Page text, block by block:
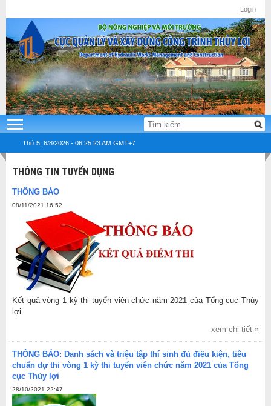
Login
Thứ 5, 6/8/2026 - 06:25:23 AM GMT+7
THÔNG TIN TUYỂN DỤNG
THÔNG BÁO
08/11/2021 16:52
Kết quả vòng 1 kỳ thi tuyển viên chức năm 2021 của Tổng cục Thủy
lợi
xem chi tiết »
THÔNG BÁO: Danh sách và triệu tập thí sinh đủ điều kiện, tiêu
chuẩn dự thi vòng 1 kỳ thi tuyển viên chức năm 2021 của Tổng
cục Thủy lợi
28/10/2021 22:47